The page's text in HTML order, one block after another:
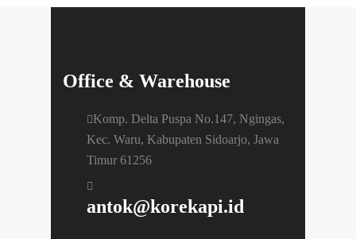
Office & Warehouse
Komp. Delta Puspa No.147, Ngingas,
Kec. Waru, Kabupaten Sidoarjo, Jawa
Timur 61256
antok@korekapi.id